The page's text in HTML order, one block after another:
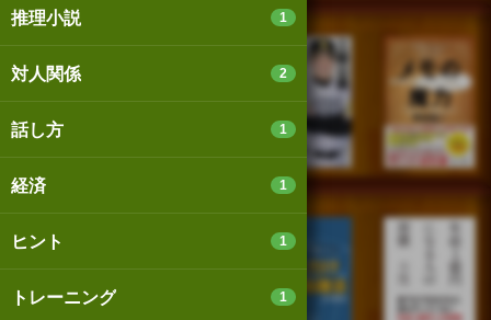
推理小説 1
対人関係 2
話し方 1
経済 1
ヒント 1
トレーニング 1
※本サイトはアフィリエイトプログラムによる収益を得ていま